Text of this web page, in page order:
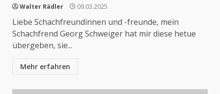
Walter Rädler 09.03.2025
Liebe Schachfreundinnen und -freunde, mein
Schachfrend Georg Schweiger hat mir diese hetue
übergeben, sie...
Mehr erfahren